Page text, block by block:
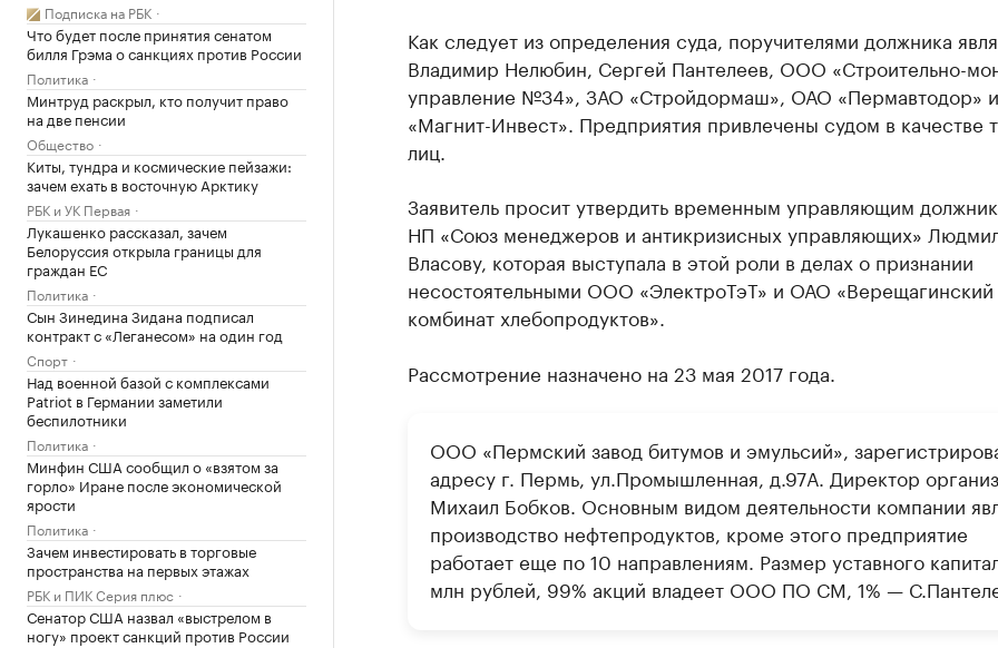
Подписка на РБК
Что будет после принятия сенатом
билля Грэма о санкциях против России
Политика
Минтруд раскрыл, кто получит право
на две пенсии
Общество
Киты, тундра и космические пейзажи:
зачем ехать в восточную Арктику
РБК и УК Первая
Лукашенко рассказал, зачем
Белоруссия открыла границы для
граждан ЕС
Политика
Сын Зинедина Зидана подписал
контракт с «Леганесом» на один год
Спорт
Над военной базой с комплексами
Patriot в Германии заметили
беспилотники
Политика
Минфин США сообщил о «взятом за
горло» Иране после экономической
ярости
Политика
Зачем инвестировать в торговые
пространства на первых этажах
РБК и ПИК Серия плюс
Сенатор США назвал «выстрелом в
ногу» проект санкций против России
Как следует из определения суда, поручителями должника
Владимир Нелюбин, Сергей Пантелеев, ООО «Строительно-
управление №34», ЗАО «Стройдормаш», ОАО
«Магнит-Инвест». Предприятия привлечены судом в качестве
лиц.
Заявитель просит утвердить временным управляющим
НП «Союз менеджеров и антикризисных управляющих»
Власову, которая выступала в этой роли в делах о признании
несостоятельными ООО «ЭлектроТэТ» и ОАО «Верещагинский
комбинат хлебопродуктов».
Рассмотрение назначено на 23 мая 2017 года.
ООО «Пермский завод битумов и эмульсий»,
адресу г. Пермь, ул.Промышленная, д.97А. Директор
Михаил Бобков. Основным видом деятельности компании
производство нефтепродуктов, кроме этого предприятие
работает еще по 10 направлениям. Размер уставного
млн рублей, 99% акций владеет ООО ПО СМ, 1% —